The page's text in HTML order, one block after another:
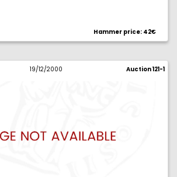
Hammer price: 42€
19/12/2000 Auction 121-1